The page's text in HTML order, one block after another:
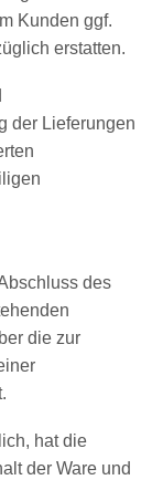
Kunden ggf.
erstatten.
der Lieferungen
des
die zur
hat die
der Ware und